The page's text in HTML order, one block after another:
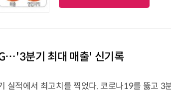
분기 최대 매출' 신기록
실적에서 최고치를 찍었다. 코로나19를 뚫고 3